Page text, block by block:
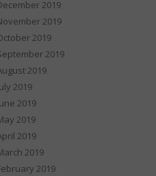
2019
2019
2019
2019
2019
2019
2019
2019
2019
2019
2019